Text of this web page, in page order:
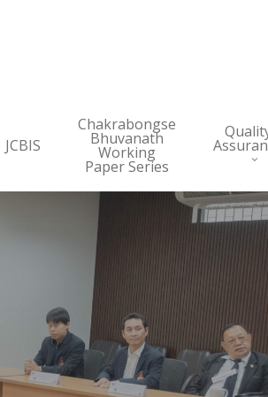
JCBIS
Chakrabongse
Bhuvanath
Working
Paper Series